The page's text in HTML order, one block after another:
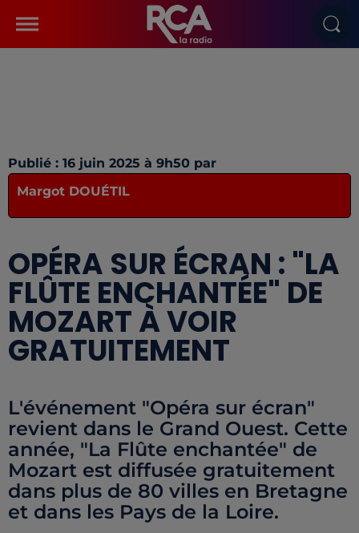
Publié : 16 juin 2025 à 9h50 par
Margot DOUÉTIL
OPÉRA SUR ÉCRAN : "LA
FLÛTE ENCHANTÉE" DE
MOZART À VOIR
GRATUITEMENT
L'événement "Opéra sur écran"
revient dans le Grand Ouest. Cette
année, "La Flûte enchantée" de
Mozart est diffusée gratuitement
dans plus de 80 villes en Bretagne
et dans les Pays de la Loire.